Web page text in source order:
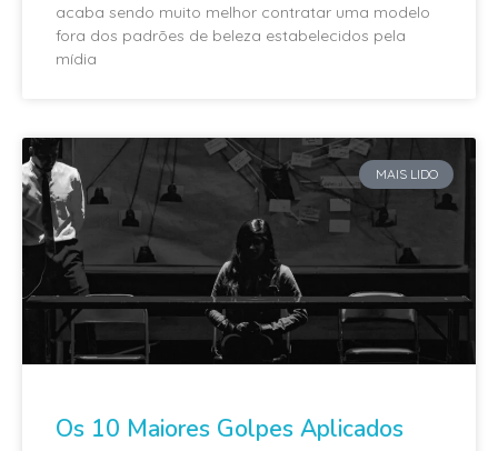
acaba sendo muito melhor contratar uma modelo
fora dos padrões de beleza estabelecidos pela
mídia
MAIS LIDO
Os 10 Maiores Golpes Aplicados